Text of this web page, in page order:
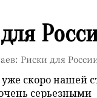
Риски для
скоро нашей
серьезными